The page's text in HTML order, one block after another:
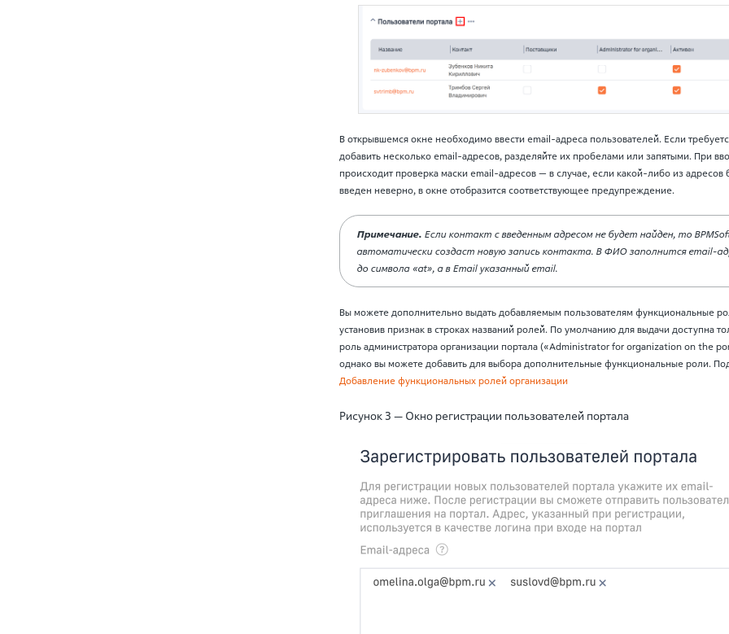
В открывшемся окне необходимо ввести email-адреса пользователей. Если
добавить несколько email-адресов, разделяйте их пробелами или запятыми. При
происходит проверка маски email-адресов — в случае, если какой-либо из адресов
введен неверно, в окне отобразится соответствующее предупреждение.
Примечание. Если контакт с введенным адресом не будет найден, то
автоматически создаст новую запись контакта. В ФИО заполнится email-
до символа «at», а в Email указанный email.
Вы можете дополнительно выдать добавляемым пользователям функциональные
установив признак в строках названий ролей. По умолчанию для выдачи доступна
роль администратора организации портала («Administrator for organization on the
однако вы можете добавить для выбора дополнительные функциональные роли.
Добавление функциональных ролей организации
Рисунок 3 — Окно регистрации пользователей портала